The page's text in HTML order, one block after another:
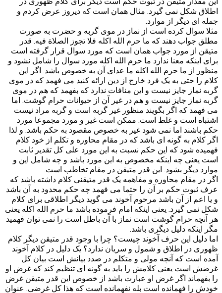
اطلاق شکل نمی گیرد. مثال همان است که دیروز عرض کردم و
جمله ای دیگر از موارد.
مثلا سوال کرده است از نماز در موی گربه و حضرت به صورت
مطلق جواب دهند که ما حرم الله اکله فلا تجوز الصلاة فیه. قدر
متیقن از مورد جواب همان است که مورد سوال قرار گرفته است
برای اینکه معنا ندارد ما حرم الله اکله مورد سوال را شامل نشود و
منظور از ما حرم الله اکله ما عدای آن به خصوص باشد. اگر این
کلام را حتی به یک فرد خارج از دین ارائه کنید می فهمد که در موی
گربه نماز جایز نیست و این منافات ندارد که بفهمد که هم در موی
گربه نماز جایز نیست و هم در غیر آن از حیوانات حرام گوشت. اما
می فهمد که اگر بگویند منظور غیر گربه است و گربه مراد نیست
اشتباه است و غلط است. ممکن است غیر و مورد مجموعا مورد
حکم باشند اما نمی شود غیر به خصوص مقصود به حکم باشد. و لذا
اگر کلام به گونه ای باشد که در مقام محاوره و تکلم از خود کلام
فهمیده شود که این حکم نسبت به این مورد علی کل تقدیر ثابت
است یعنی چه اینکه مخصوص به این مورد باشد و چه شامل این و
موارد دیگر بشود. این قدر متیقن در مقام تخاطب است.
اگر در مقام محاوره و مفاهمه یک قدر متیقنی کلام داشته باشد که
عرف ثبوت حکم بر آن را حتما می فهمد چه حکم محدود به آن باشد
و یا اعم از آن باشد مرحوم آخوند می گوید دیگر اطلاقی برای کلام
شکل نمی گیرد. یعنی اینکه امام فرموده باشد ما حرم الله اکله یعنی
هر آنچه حرام گوشت است نماز با آن باطل است را نمی توان فهمید
مگر اینکه دلیل دیگری باشد.
اما دلیل این حرف آخوند چیست؟ چرا با وجود قدر متیقن دیگر کلام
ظهوری در اطلاق و شمول و سریان ندارد؟ یک دلیل در کلام آخوند
آمده است که آنچه مولی و متکلم در صدد بیانش است بیان کل
غرضش است یعنی کلامش را باید به گونه ای تنظیم کند که غرض او
را بفهماند اگر غرض او عبارت باشد از خصوص این قدر متیقن غرض
خودش را فهمانده است بله نفهمانده است که هذا کل غرضی. عنوان